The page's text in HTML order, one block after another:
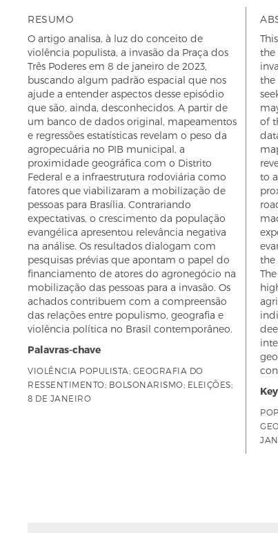
RESUMO
O artigo analisa, à luz do conceito de
violência populista, a invasão da Praça dos
Três Poderes em 8 de janeiro de 2023,
buscando algum padrão espacial que nos
ajude a entender aspectos desse episódio
que são, ainda, desconhecidos. A partir de
um banco de dados original, mapeamentos
e regressões estatísticas revelam o peso da
agropecuária no PIB municipal, a
proximidade geográfica com o Distrito
Federal e a infraestrutura rodoviária como
fatores que viabilizaram a mobilização de
pessoas para Brasília. Contrariando
expectativas, o crescimento da população
evangélica apresentou relevância negativa
na análise. Os resultados dialogam com
pesquisas prévias que apontam o papel do
financiamento de atores do agronegócio na
mobilização das pessoas para a invasão. Os
achados contribuem com a compreensão
das relações entre populismo, geografia e
violência política no Brasil contemporâneo.
Palavras-chave
VIOLÊNCIA POPULISTA; GEOGRAFIA DO
RESSENTIMENTO; BOLSONARISMO; ELEIÇÕES;
8 DE JANEIRO
the
the
of
to
the